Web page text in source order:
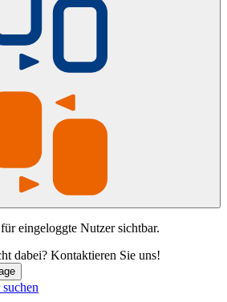
eingeloggte Nutzer sichtbar.
dabei? Kontaktieren Sie uns!